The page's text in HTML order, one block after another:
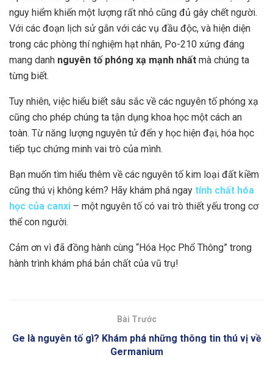
nguy hiểm khiến một lượng rất nhỏ cũng đủ gây chết người.
Với các đoạn lịch sử gắn với các vụ đầu độc, và hiện diện
trong các phòng thí nghiệm hạt nhân, Po-210 xứng đáng
mang danh nguyên tố phóng xạ mạnh nhất mà chúng ta
từng biết.
Tuy nhiên, việc hiểu biết sâu sắc về các nguyên tố phóng xạ
cũng cho phép chúng ta tận dụng khoa học một cách an
toàn. Từ năng lượng nguyên tử đến y học hiện đại, hóa học
tiếp tục chứng minh vai trò của mình.
Bạn muốn tìm hiểu thêm về các nguyên tố kim loại đất kiềm
cũng thú vị không kém? Hãy khám phá ngay tính chất hóa
học của canxi – một nguyên tố có vai trò thiết yếu trong cơ
thể con người.
Cảm ơn vì đã đồng hành cùng “Hóa Học Phổ Thông” trong
hành trình khám phá bản chất của vũ trụ!
Bài Trước
Ge là nguyên tố gì? Khám phá những thông tin thú vị về
Germanium